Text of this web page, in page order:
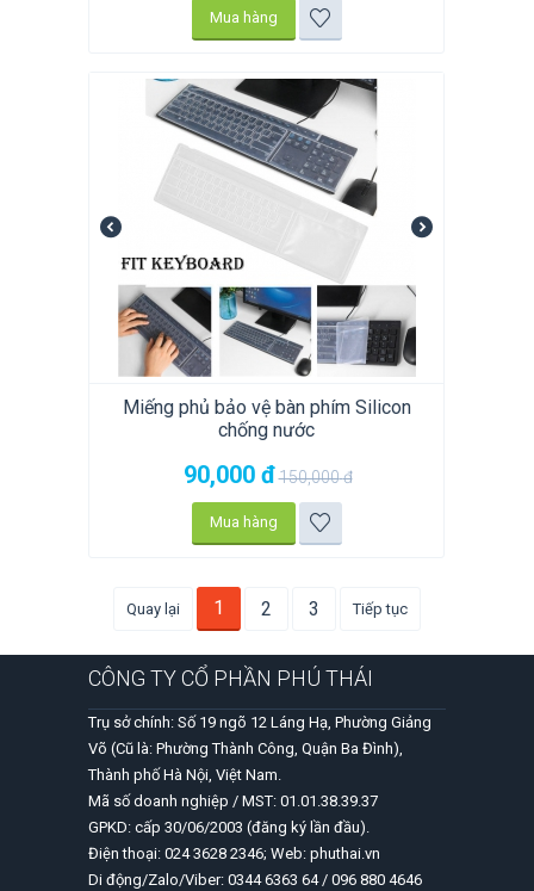
Mua hàng
Miếng phủ bảo vệ bàn phím Silicon
chống nước
90,000 đ150,000đ
Mua hàng
Quay lại 1 2 3 Tiếp tục
CÔNG TY CỔ PHẦN PHÚ THÁI
Trụ sở chính: Số 19 ngõ 12 Láng Hạ, Phường Giảng
Võ (Cũ là: Phường Thành Công, Quận Ba Đình),
Thành phố Hà Nội, Việt Nam.
Mã số doanh nghiệp / MST: 01.01.38.39.37
GPKD: cấp 30/06/2003 (đăng ký lần đầu).
Điện thoại: 024 3628 2346; Web: phuthai.vn
Di động/Zalo/Viber: 0344 6363 64 / 096 880 4646